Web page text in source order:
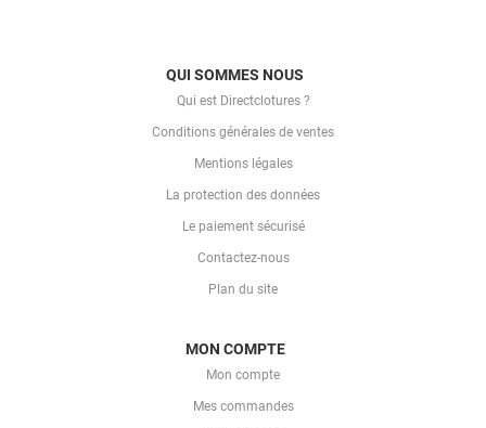
QUI SOMMES NOUS
Qui est Directclotures ?
Conditions générales de ventes
Mentions légales
La protection des données
Le paiement sécurisé
Contactez-nous
Plan du site
MON COMPTE
Mon compte
Mes commandes